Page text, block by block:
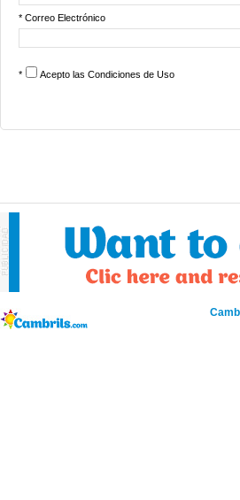
* Correo Electrónico
* Acepto las Condiciones de Uso